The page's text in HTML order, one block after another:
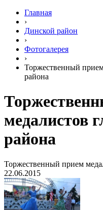
Главная
›
Динской район
›
Фотогалерея
›
Торжественный
района
медалистов
района
Торжественный прием
22.06.2015